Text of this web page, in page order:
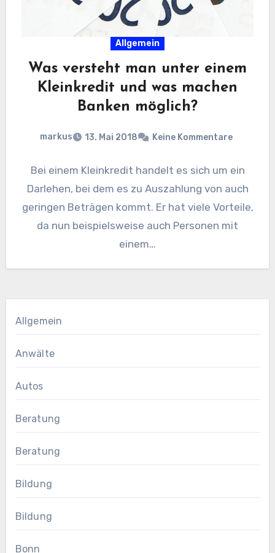
Allgemein
Was versteht man unter einem
Kleinkredit und was machen
Banken möglich?
markus 13. Mai 2018 Keine Kommentare
Bei einem Kleinkredit handelt es sich um ein
Darlehen, bei dem es zu Auszahlung von auch
geringen Beträgen kommt. Er hat viele Vorteile,
da nun beispielsweise auch Personen mit
einem…
Allgemein
Anwälte
Autos
Beratung
Beratung
Bildung
Bildung
Bonn